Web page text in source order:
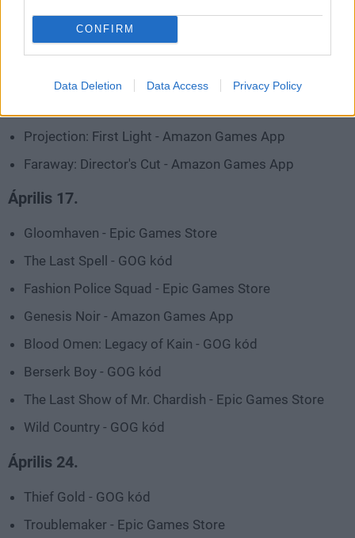
CONFIRM
Data Deletion Data Access Privacy Policy
Endless Space - Definitive Edition - Amazon Games
God's Trigger - GOG kód
New York Mysteries: Power of Art Collector's Edition -
Projection: First Light - Amazon Games App
Faraway: Director's Cut - Amazon Games App
Április 17.
Gloomhaven - Epic Games Store
The Last Spell - GOG kód
Fashion Police Squad - Epic Games Store
Genesis Noir - Amazon Games App
Blood Omen: Legacy of Kain - GOG kód
Berserk Boy - GOG kód
The Last Show of Mr. Chardish - Epic Games Store
Wild Country - GOG kód
Április 24.
Thief Gold - GOG kód
Troublemaker - Epic Games Store